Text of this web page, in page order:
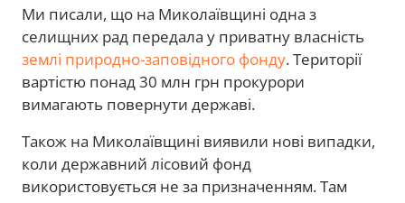
Ми писали, що на Миколаївщині одна з
селищних рад передала у приватну власність
землі природно-заповідного фонду. Території
вартістю понад 30 млн грн прокурори
вимагають повернути державі.
Також на Миколаївщині виявили нові випадки,
коли державний лісовий фонд
використовується не за призначенням. Там